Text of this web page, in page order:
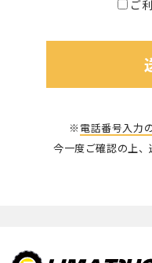
の個人を識別できる情報及
別できる情報（個人識別情
当社は，ユーザーが利用登
話番号，メールアドレス，
第3条（個人情報を収
ご
※ 電話番号入力
今一度ご確認の上、